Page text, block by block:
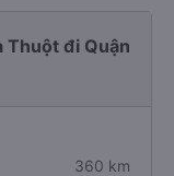
Thuột đi Quận
360 km